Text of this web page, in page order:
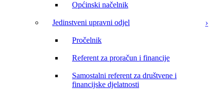
Općinski načelnik
Jedinstveni upravni odjel
Pročelnik
Referent za proračun i financije
Samostalni referent za društvene i
financijske djelatnosti